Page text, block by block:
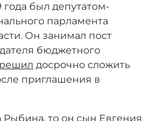
был депутатом-
парламента
Он занимал пост
бюджетного
решил досрочно сложить
приглашения в
Рыбина, то он сын Евгения